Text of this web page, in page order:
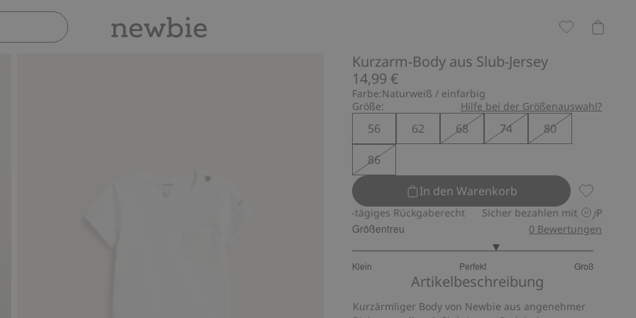
Kurzarm-Body aus Slub-Jersey
14,99 €
Farbe:Naturweiß / einfarbig
Größe:
Hilfe bei der Größenauswahl?
56 62 68 74
80
86
In den Warenkorb
Kurzarm-
30-tägiges Rückgaberecht Sicher bezahlen mit PayPal & Apple Pay
Größentreu
Klein Perfekt Groß
von
5
0 Bewertungen
Artikelbeschreibung
Kurzärmliger Body von Newbie aus angenehmer